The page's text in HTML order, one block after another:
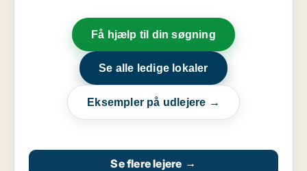
Få hjælp til din søgning
Se alle ledige lokaler
Eksempler på udlejere →
Se flere lejere →